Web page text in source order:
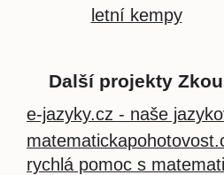
letní kempy
Další projekty
e-jazyky.cz - naše
rychlá pomoc s